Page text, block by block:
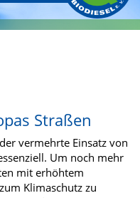
Straßen
vermehrte Einsatz von
Um noch mehr
mit erhöhtem
Klimaschutz zu